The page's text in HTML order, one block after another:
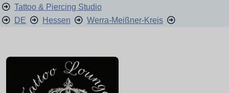
Tattoo & Piercing Studio
DE
Hessen Werra-Meißner-Kreis